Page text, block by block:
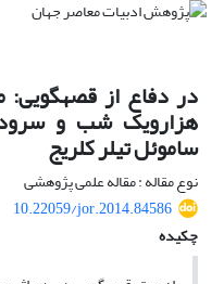
در دفاع از قصه‏گویی:
هزارویک شب و
ساموئل تیلر کلریج
نوع مقاله : مقاله علمی پژوهشی
10.22059/jor.2014.84586
چکیده